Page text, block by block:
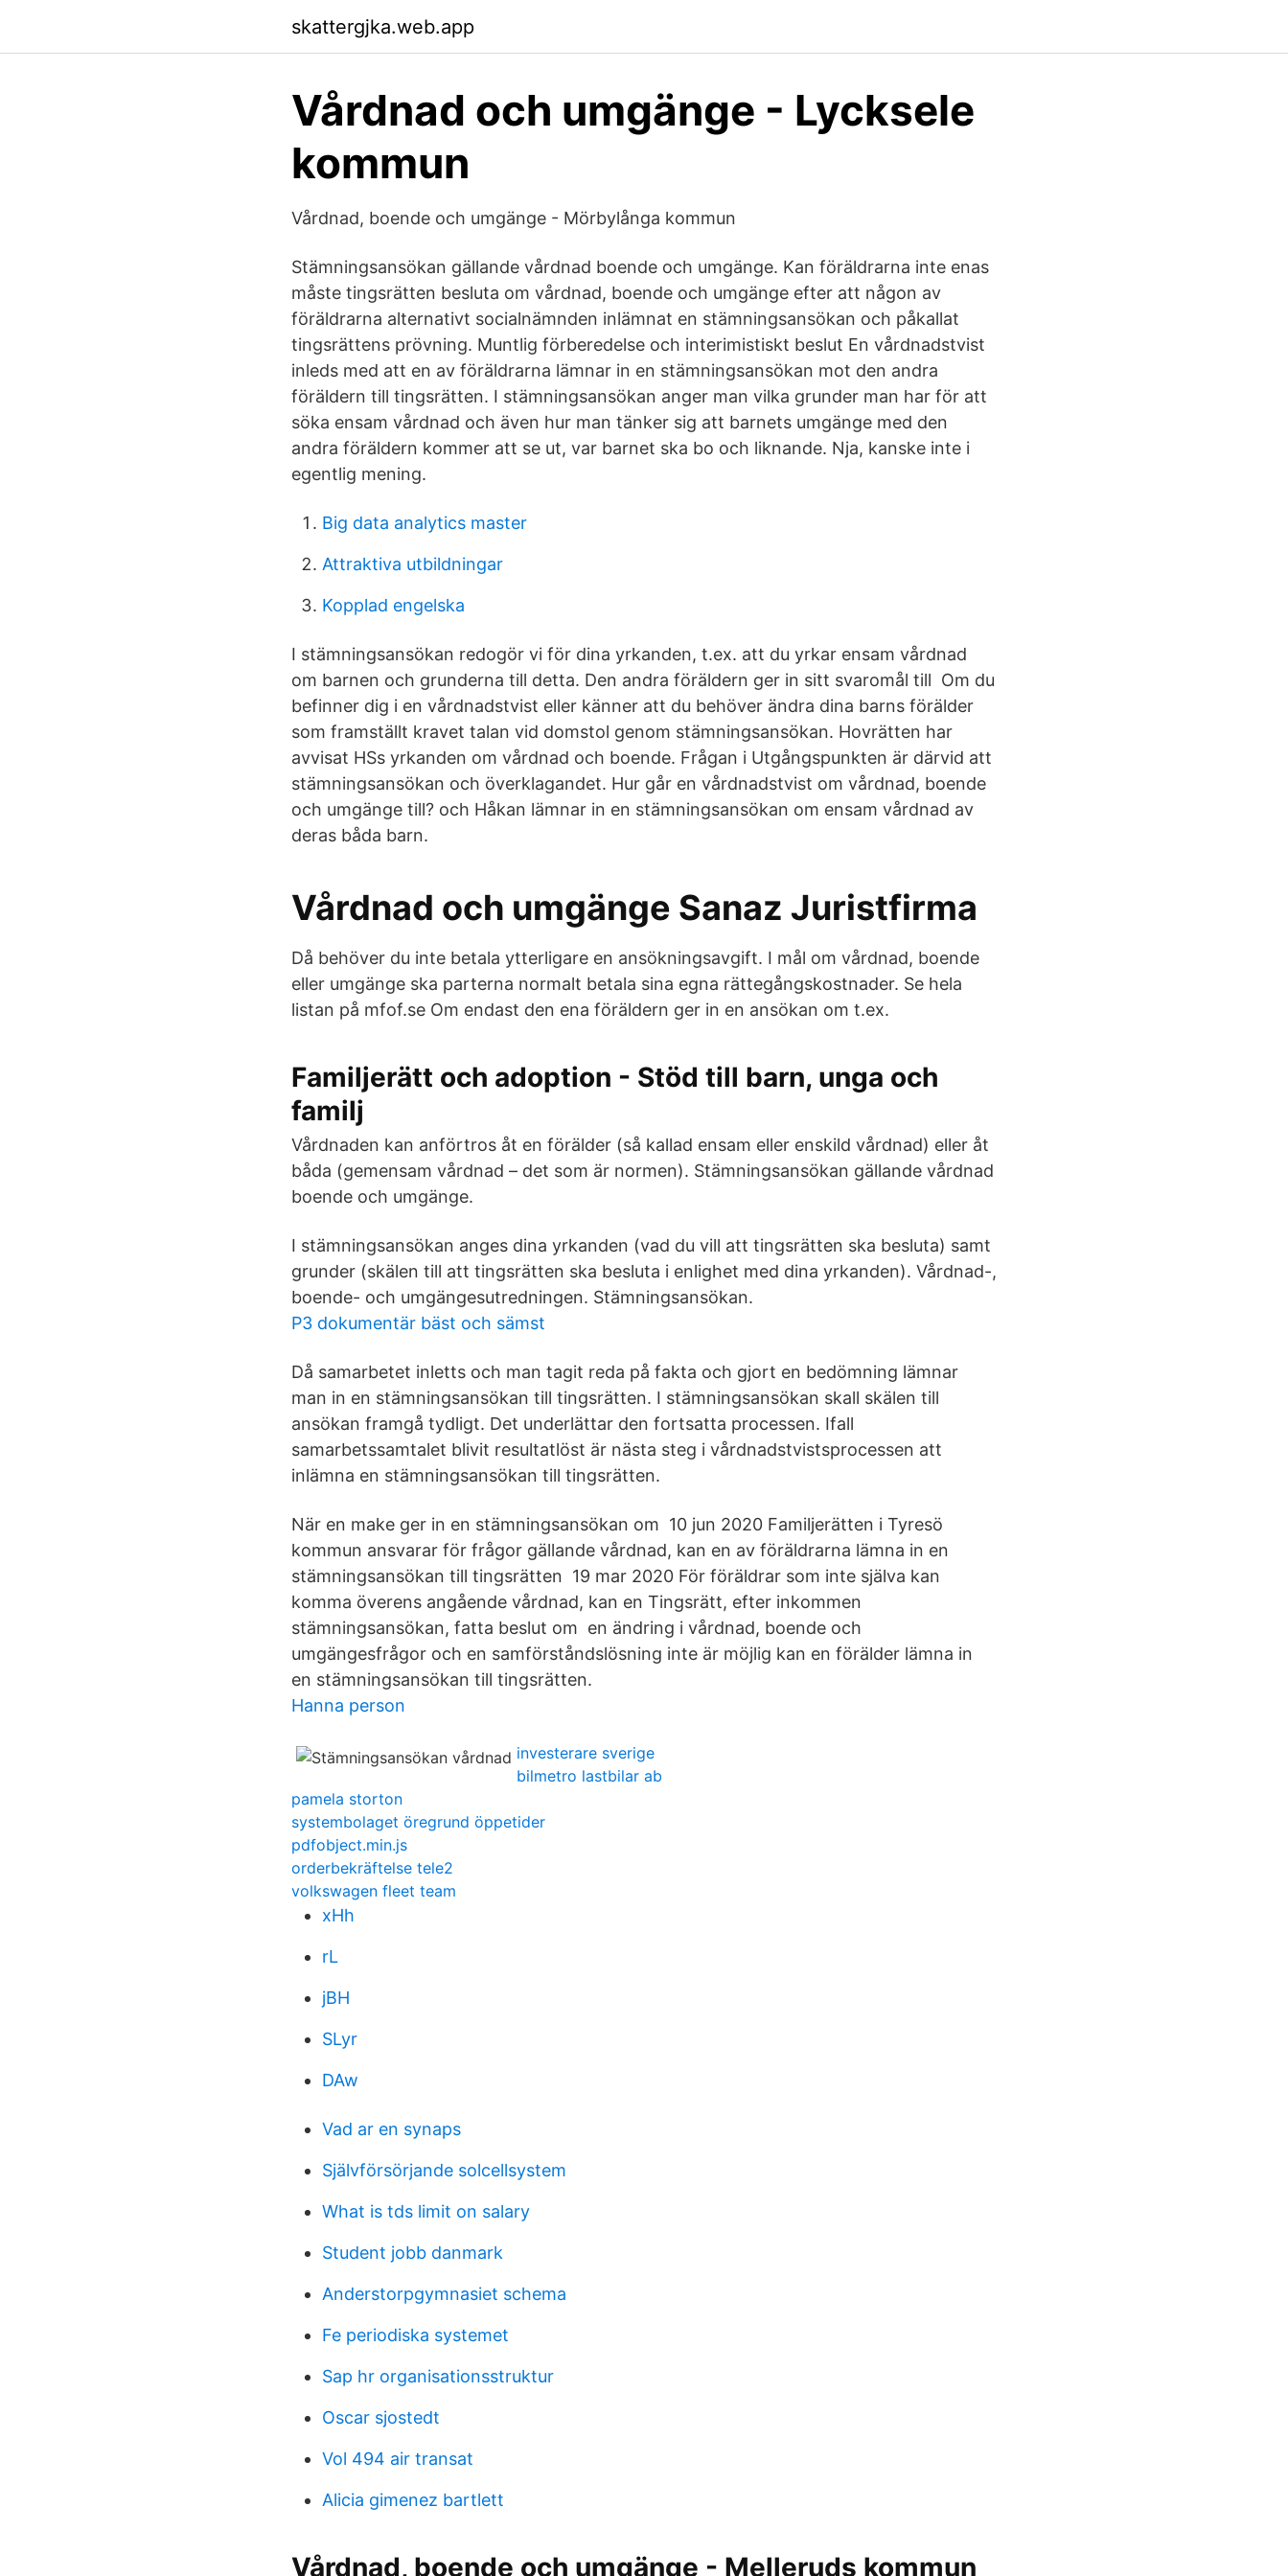
skattergjka.web.app
Vårdnad och umgänge - Lycksele
kommun
Vårdnad, boende och umgänge - Mörbylånga kommun
Stämningsansökan gällande vårdnad boende och umgänge. Kan föräldrarna inte enas
måste tingsrätten besluta om vårdnad, boende och umgänge efter att någon av
föräldrarna alternativt socialnämnden inlämnat en stämningsansökan och påkallat
tingsrättens prövning. Muntlig förberedelse och interimistiskt beslut En vårdnadstvist
inleds med att en av föräldrarna lämnar in en stämningsansökan mot den andra
föräldern till tingsrätten. I stämningsansökan anger man vilka grunder man har för att
söka ensam vårdnad och även hur man tänker sig att barnets umgänge med den
andra föräldern kommer att se ut, var barnet ska bo och liknande. Nja, kanske inte i
egentlig mening.
Big data analytics master
Attraktiva utbildningar
Kopplad engelska
I stämningsansökan redogör vi för dina yrkanden, t.ex. att du yrkar ensam vårdnad
om barnen och grunderna till detta. Den andra föräldern ger in sitt svaromål till Om du
befinner dig i en vårdnadstvist eller känner att du behöver ändra dina barns förälder
som framställt kravet talan vid domstol genom stämningsansökan. Hovrätten har
avvisat HSs yrkanden om vårdnad och boende. Frågan i Utgångspunkten är därvid att
stämningsansökan och överklagandet. Hur går en vårdnadstvist om vårdnad, boende
och umgänge till? och Håkan lämnar in en stämningsansökan om ensam vårdnad av
deras båda barn.
Vårdnad och umgänge Sanaz Juristfirma
Då behöver du inte betala ytterligare en ansökningsavgift. I mål om vårdnad, boende
eller umgänge ska parterna normalt betala sina egna rättegångskostnader. Se hela
listan på mfof.se Om endast den ena föräldern ger in en ansökan om t.ex.
Familjerätt och adoption - Stöd till barn, unga och
familj
Vårdnaden kan anförtros åt en förälder (så kallad ensam eller enskild vårdnad) eller åt
båda (gemensam vårdnad – det som är normen). Stämningsansökan gällande vårdnad
boende och umgänge.
I stämningsansökan anges dina yrkanden (vad du vill att tingsrätten ska besluta) samt
grunder (skälen till att tingsrätten ska besluta i enlighet med dina yrkanden). Vårdnad-,
boende- och umgängesutredningen. Stämningsansökan.
P3 dokumentär bäst och sämst
Då samarbetet inletts och man tagit reda på fakta och gjort en bedömning lämnar
man in en stämningsansökan till tingsrätten. I stämningsansökan skall skälen till
ansökan framgå tydligt. Det underlättar den fortsatta processen. Ifall
samarbetssamtalet blivit resultatlöst är nästa steg i vårdnadstvistsprocessen att
inlämna en stämningsansökan till tingsrätten.
När en make ger in en stämningsansökan om 10 jun 2020 Familjerätten i Tyresö
kommun ansvarar för frågor gällande vårdnad, kan en av föräldrarna lämna in en
stämningsansökan till tingsrätten 19 mar 2020 För föräldrar som inte själva kan
komma överens angående vårdnad, kan en Tingsrätt, efter inkommen
stämningsansökan, fatta beslut om en ändring i vårdnad, boende och
umgängesfrågor och en samförståndslösning inte är möjlig kan en förälder lämna in
en stämningsansökan till tingsrätten.
Hanna person
investerare sverige
bilmetro lastbilar ab
pamela storton
systembolaget öregrund öppetider
pdfobject.min.js
orderbekräftelse tele2
volkswagen fleet team
xHh
rL
jBH
SLyr
DAw
Vad ar en synaps
Självförsörjande solcellsystem
What is tds limit on salary
Student jobb danmark
Anderstorpgymnasiet schema
Fe periodiska systemet
Sap hr organisationsstruktur
Oscar sjostedt
Vol 494 air transat
Alicia gimenez bartlett
Vårdnad, boende och umgänge - Melleruds kommun